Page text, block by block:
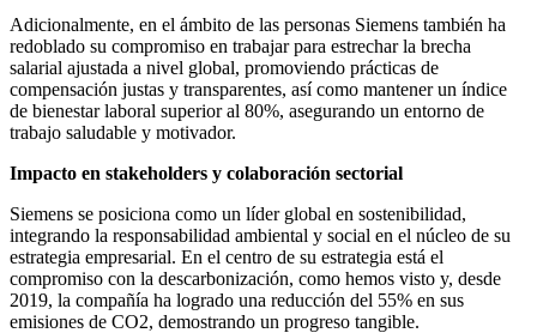
Adicionalmente, en el ámbito de las personas Siemens también ha
redoblado su compromiso en trabajar para estrechar la brecha
salarial ajustada a nivel global, promoviendo prácticas de
compensación justas y transparentes, así como mantener un índice
de bienestar laboral superior al 80%, asegurando un entorno de
trabajo saludable y motivador.
Impacto en stakeholders y colaboración sectorial
Siemens se posiciona como un líder global en sostenibilidad,
integrando la responsabilidad ambiental y social en el núcleo de su
estrategia empresarial. En el centro de su estrategia está el
compromiso con la descarbonización, como hemos visto y, desde
2019, la compañía ha logrado una reducción del 55% en sus
emisiones de CO2, demostrando un progreso tangible.